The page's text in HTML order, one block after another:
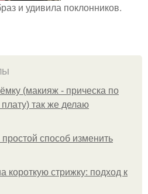
и удивила поклонников.
(макияж - прическа по
так же делаю
способ изменить
короткую стрижку: подход к